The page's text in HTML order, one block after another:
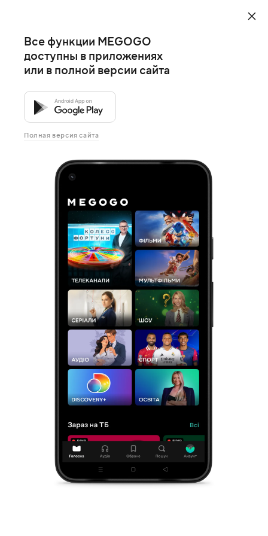
Все функции MEGOGO
доступны в приложениях
или в полной версии сайта
Полная версия сайта